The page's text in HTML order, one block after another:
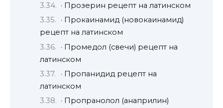
· Прозерин рецепт на латинском
· Прокаинамид (новокаинамид)
рецепт на латинском
· Промедол (свечи) рецепт на
латинском
· Пропанидид рецепт на
латинском
· Пропранолол (анаприлин)